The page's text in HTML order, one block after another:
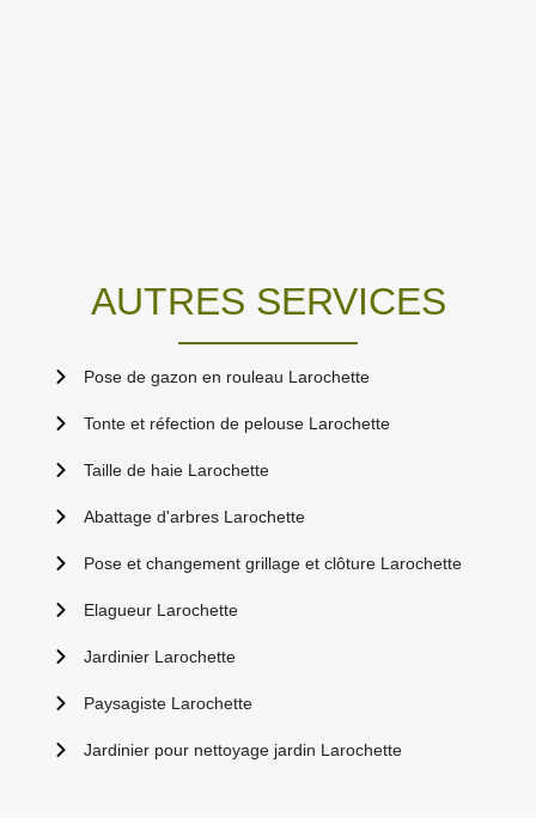
AUTRES SERVICES
Pose de gazon en rouleau Larochette
Tonte et réfection de pelouse Larochette
Taille de haie Larochette
Abattage d'arbres Larochette
Pose et changement grillage et clôture Larochette
Elagueur Larochette
Jardinier Larochette
Paysagiste Larochette
Jardinier pour nettoyage jardin Larochette